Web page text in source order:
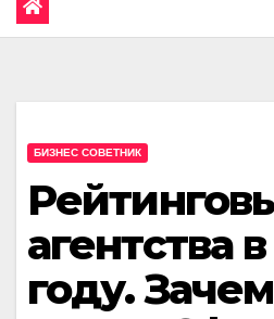
БИЗНЕС СОВЕТНИК
агентства
году.